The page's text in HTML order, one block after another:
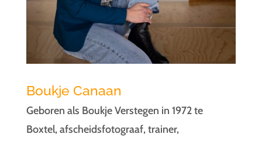
Boukje Canaan
Geboren als Boukje Verstegen in 1972 te
Boxtel, afscheidsfotograaf, trainer,